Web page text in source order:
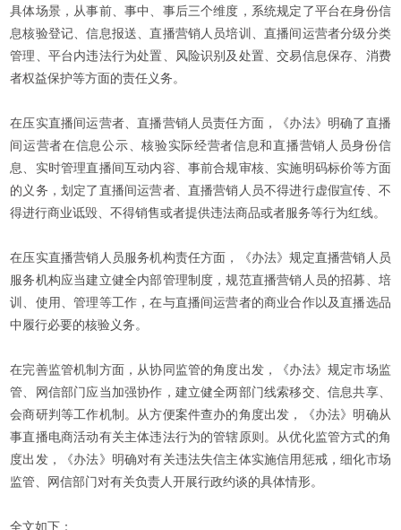
具体场景，从事前、事中、事后三个维度，系统规定了平台在身份信
息核验登记、信息报送、直播营销人员培训、直播间运营者分级分类
管理、平台内违法行为处置、风险识别及处置、交易信息保存、消费
者权益保护等方面的责任义务。
在压实直播间运营者、直播营销人员责任方面，《办法》明确了直播
间运营者在信息公示、核验实际经营者信息和直播营销人员身份信
息、实时管理直播间互动内容、事前合规审核、实施明码标价等方面
的义务，划定了直播间运营者、直播营销人员不得进行虚假宣传、不
得进行商业诋毁、不得销售或者提供违法商品或者服务等行为红线。
在压实直播营销人员服务机构责任方面，《办法》规定直播营销人员
服务机构应当建立健全内部管理制度，规范直播营销人员的招募、培
训、使用、管理等工作，在与直播间运营者的商业合作以及直播选品
中履行必要的核验义务。
在完善监管机制方面，从协同监管的角度出发，《办法》规定市场监
管、网信部门应当加强协作，建立健全两部门线索移交、信息共享、
会商研判等工作机制。从方便案件查办的角度出发，《办法》明确从
事直播电商活动有关主体违法行为的管辖原则。从优化监管方式的角
度出发，《办法》明确对有关违法失信主体实施信用惩戒，细化市场
监管、网信部门对有关负责人开展行政约谈的具体情形。
全文如下：